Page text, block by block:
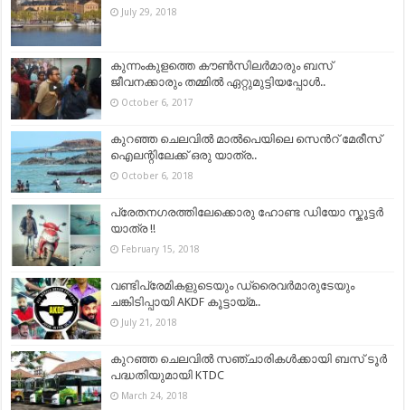
July 29, 2018
കുന്നംകുളത്തെ കൗൺസിലർമാരും ബസ്
ജീവനക്കാരും തമ്മിൽ ഏറ്റുമുട്ടിയപ്പോൾ..
October 6, 2017
കുറഞ്ഞ ചെലവിൽ മാൽപെയിലെ സെൻറ് മേരീസ്
ഐലന്റിലേക്ക് ഒരു യാത്ര..
October 6, 2018
പ്രേതനഗരത്തിലേക്കൊരു ഹോണ്ട ഡിയോ സ്കൂട്ടര്‍
യാത്ര !!
February 15, 2018
വണ്ടിപ്രേമികളുടെയും ഡ്രൈവര്‍മാരുടേയും
ചങ്കിടിപ്പായി AKDF കൂട്ടായ്മ..
July 21, 2018
കുറഞ്ഞ ചെലവില്‍ സഞ്ചാരികള്‍ക്കായി ബസ് ടൂര്‍
പദ്ധതിയുമായി KTDC
March 24, 2018